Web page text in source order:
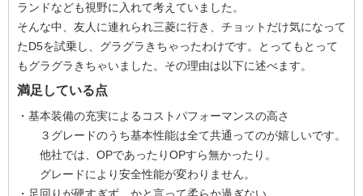
ランドなども視野に入れて考えていました。
そんな中、友人に連れられ三菱に行き、チョットだけ気になって
たD5を試乗し、グラグラきちゃったわけです。とってもとって
もグラグラきちゃいました。その理由は以下に述べます。
満足している点
・基本装備の充実によるコストパフォーマンスの高さ
３グレードのうち基本性能は全て共通ってのが嬉しいです。
他社では、OPであったりOPすら無かったり。
グレードにより安全性能が変わりません。